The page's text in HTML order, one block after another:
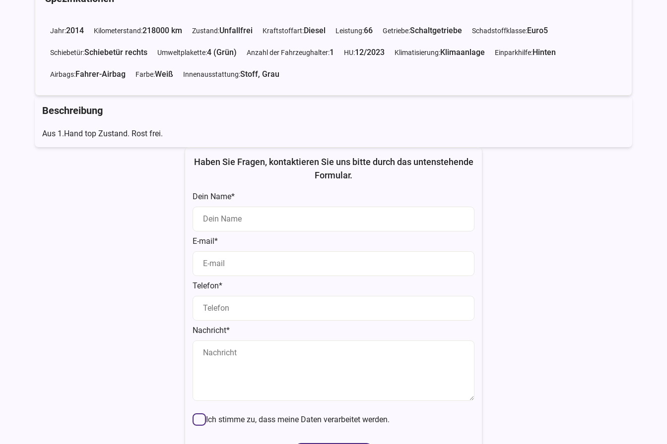
Jahr:2014 Kilometerstand:218000 km Zustand:Unfallfrei Kraftstoffart:Diesel Leistung:66 Getriebe:Schaltgetriebe Schadstoffklasse:Euro5
Schiebetür:Schiebetür rechts Umweltplakette:4 (Grün) Anzahl der Fahrzeughalter:1 HU:12/2023 Klimatisierung:Klimaanlage Einparkhilfe:Hinten
Airbags:Fahrer-Airbag Farbe:Weiß Innenausstattung:Stoff, Grau
Beschreibung
Aus 1.Hand top Zustand. Rost frei.
Haben Sie Fragen, kontaktieren Sie uns bitte durch das untenstehende
Formular.
Dein Name*
E-mail*
Telefon*
Nachricht*
Ich stimme zu, dass meine Daten verarbeitet werden.